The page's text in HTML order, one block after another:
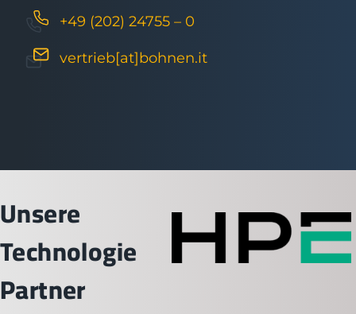
+49 (202) 24755 – 0
vertrieb[at]bohnen.it
Unsere
Technologie
Partner